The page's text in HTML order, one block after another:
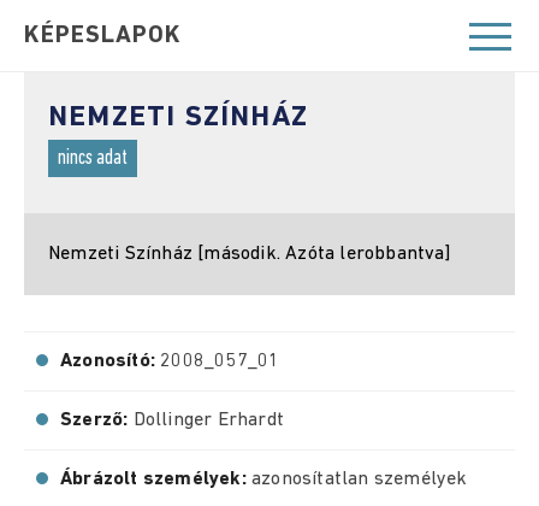
KÉPESLAPOK
NEMZETI SZÍNHÁZ
nincs adat
Nemzeti Színház [második. Azóta lerobbantva]
Azonosító: 2008_057_01
Szerző: Dollinger Erhardt
Ábrázolt személyek: azonosítatlan személyek